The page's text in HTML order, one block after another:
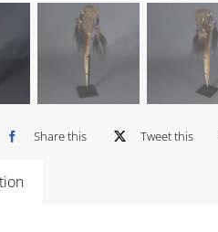
Share this Tweet this